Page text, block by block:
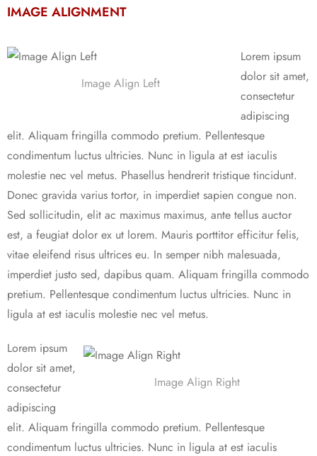
IMAGE ALIGNMENT
Image Align Left
Lorem ipsum
dolor sit amet,
consectetur
adipiscing
elit. Aliquam fringilla commodo pretium. Pellentesque
condimentum luctus ultricies. Nunc in ligula at est iaculis
molestie nec vel metus. Phasellus hendrerit tristique tincidunt.
Donec gravida varius tortor, in imperdiet sapien congue non.
Sed sollicitudin, elit ac maximus maximus, ante tellus auctor
est, a feugiat dolor ex ut lorem. Mauris porttitor efficitur felis,
vitae eleifend risus ultrices eu. In semper nibh malesuada,
imperdiet justo sed, dapibus quam. Aliquam fringilla commodo
pretium. Pellentesque condimentum luctus ultricies. Nunc in
ligula at est iaculis molestie nec vel metus.
Image Align Right
Lorem ipsum
dolor sit amet,
consectetur
adipiscing
elit. Aliquam fringilla commodo pretium. Pellentesque
condimentum luctus ultricies. Nunc in ligula at est iaculis